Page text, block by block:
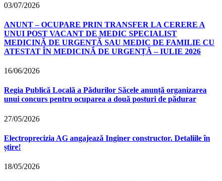
03/07/2026
ANUNȚ – OCUPARE PRIN TRANSFER LA CERERE A
UNUI POST VACANT DE MEDIC SPECIALIST
MEDICINĂ DE URGENȚĂ SAU MEDIC DE FAMILIE CU
ATESTAT ÎN MEDICINĂ DE URGENȚĂ – IULIE 2026
16/06/2026
Regia Publică Locală a Pădurilor Săcele anunță organizarea
unui concurs pentru ocuparea a două posturi de pădurar
27/05/2026
Electroprecizia AG angajează Inginer constructor. Detaliile în
știre!
18/05/2026